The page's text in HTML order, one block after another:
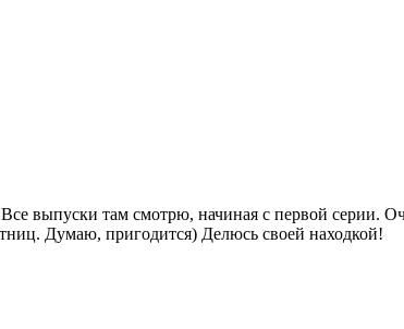
выпуски там смотрю, начиная с первой серии.
Думаю, пригодится) Делюсь своей находкой!